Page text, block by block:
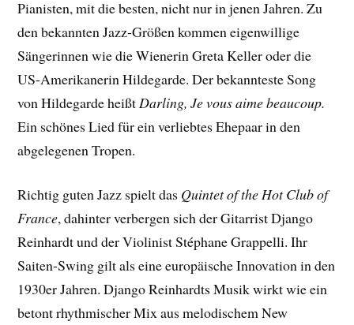
Pianisten, mit die besten, nicht nur in jenen Jahren. Zu
den bekannten Jazz-Größen kommen eigenwillige
Sängerinnen wie die Wienerin Greta Keller oder die
US-Amerikanerin Hildegarde. Der bekannteste Song
von Hildegarde heißt Darling, Je vous aime beaucoup.
Ein schönes Lied für ein verliebtes Ehepaar in den
abgelegenen Tropen.
Richtig guten Jazz spielt das Quintet of the Hot Club of
France, dahinter verbergen sich der Gitarrist Django
Reinhardt und der Violinist Stéphane Grappelli. Ihr
Saiten-Swing gilt als eine europäische Innovation in den
1930er Jahren. Django Reinhardts Musik wirkt wie ein
betont rhythmischer Mix aus melodischem New